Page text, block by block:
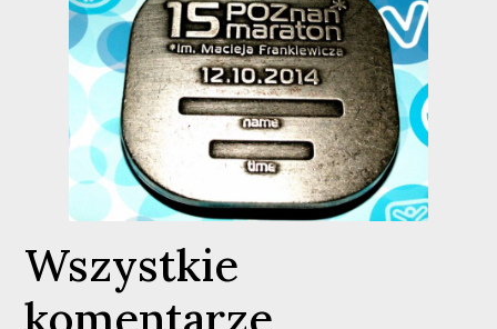
Wszystkie